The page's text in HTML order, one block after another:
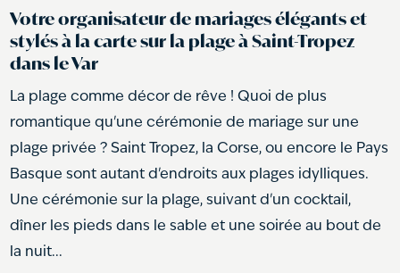
Votre organisateur de mariages élégants et
stylés à la carte sur la plage à Saint-Tropez
dans le Var
La plage comme décor de rêve ! Quoi de plus
romantique qu'une cérémonie de mariage sur une
plage privée ? Saint Tropez, la Corse, ou encore le Pays
Basque sont autant d'endroits aux plages idylliques.
Une cérémonie sur la plage, suivant d'un cocktail,
dîner les pieds dans le sable et une soirée au bout de
la nuit...